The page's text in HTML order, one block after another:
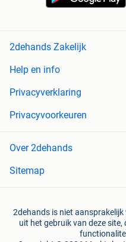
2dehands Zakelijk
Help en info
Privacyverklaring
Privacyvoorkeuren
Over 2dehands
Sitemap
2dehands is niet
uit het gebruik van deze